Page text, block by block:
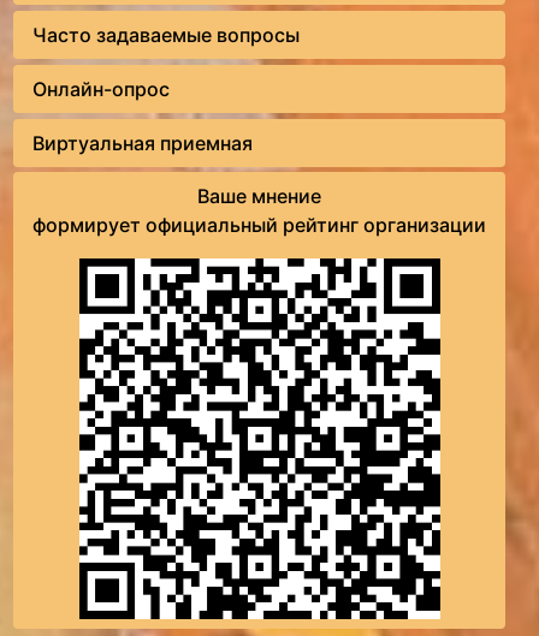
Часто задаваемые вопросы
Онлайн-опрос
Виртуальная приемная
Ваше мнение
формирует официальный рейтинг организации